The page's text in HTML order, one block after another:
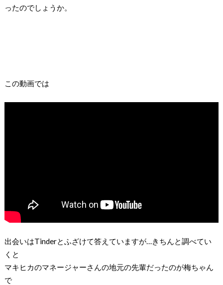
ったのでしょうか。
この動画では
出会いはTinderとふざけて答えていますが…きちんと調べてい
くと
マキヒカのマネージャーさんの地元の先輩だったのが梅ちゃん
で